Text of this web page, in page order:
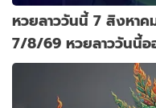
หวยลาววันนี้ 7 สิงหา
7/8/69 หวยลาววันนี้อ